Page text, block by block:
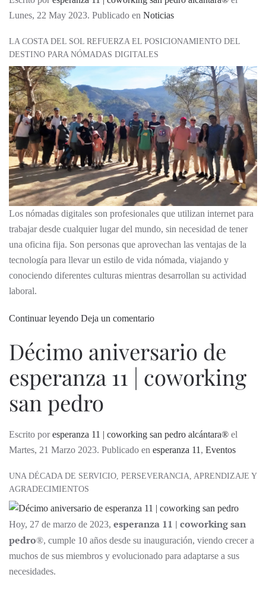
Lunes, 22 May 2023. Publicado en Noticias
LA COSTA DEL SOL REFUERZA EL POSICIONAMIENTO DEL
DESTINO PARA NÓMADAS DIGITALES
Los nómadas digitales son profesionales que utilizan internet para
trabajar desde cualquier lugar del mundo, sin necesidad de tener
una oficina fija. Son personas que aprovechan las ventajas de la
tecnología para llevar un estilo de vida nómada, viajando y
conociendo diferentes culturas mientras desarrollan su actividad
laboral.
Continuar leyendo Deja un comentario
Décimo aniversario de
esperanza 11 | coworking
san pedro
Escrito poresperanza 11 | coworking san pedro alcántara® el
Martes, 21 Marzo 2023. Publicado en esperanza 11 , Eventos
UNA DÉCADA DE SERVICIO, PERSEVERANCIA, APRENDIZAJE Y
AGRADECIMIENTOS
Hoy, 27 de marzo de 2023, esperanza 11 | coworking san
pedro®, cumple 10 años desde su inauguración, viendo crecer a
muchos de sus miembros y evolucionado para adaptarse a sus
necesidades.